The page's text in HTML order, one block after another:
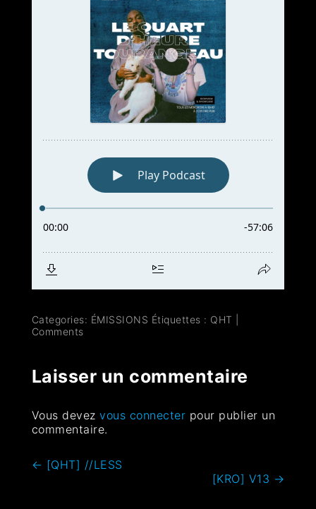
Categories: ÉMISSIONS Étiquettes : QHT
Comments
Laisser un commentaire
Vous devezvous connecter pour publier un
commentaire.
← [QHT] //LESS
[KRO] V13 →